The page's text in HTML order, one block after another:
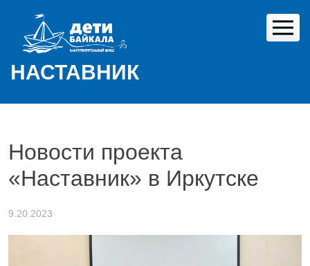
content
НАСТАВНИК
Новости проекта
«Наставник» в Иркутске
9.20.2023